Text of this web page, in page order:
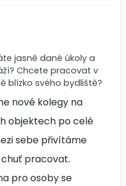
jasně dané úkoly a
Chcete pracovat v
blízko svého bydliště?
nové kolegy na
objektech po celé
sebe přivítáme
pracovat.
pro osoby se